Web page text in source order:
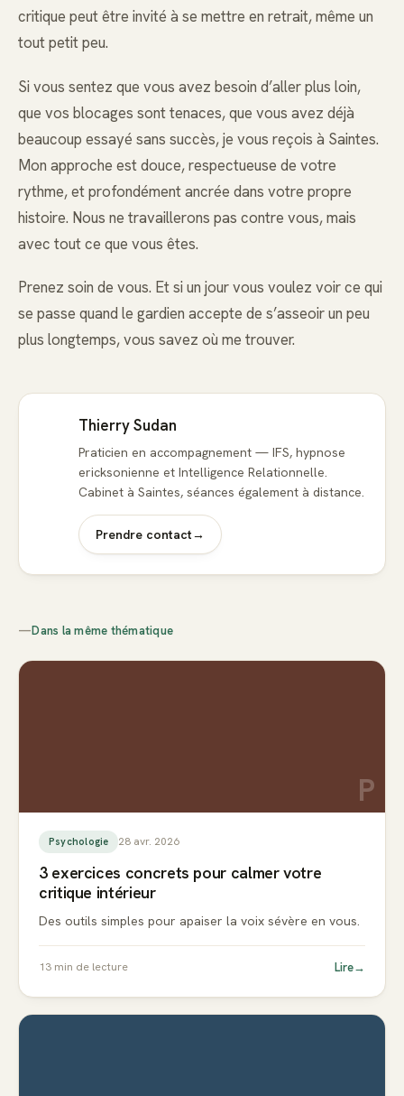
critique peut être invité à se mettre en retrait, même un
tout petit peu.
Si vous sentez que vous avez besoin d’aller plus loin,
que vos blocages sont tenaces, que vous avez déjà
beaucoup essayé sans succès, je vous reçois à Saintes.
Mon approche est douce, respectueuse de votre
rythme, et profondément ancrée dans votre propre
histoire. Nous ne travaillerons pas contre vous, mais
avec tout ce que vous êtes.
Prenez soin de vous. Et si un jour vous voulez voir ce qui
se passe quand le gardien accepte de s’asseoir un peu
plus longtemps, vous savez où me trouver.
Thierry Sudan
Praticien en accompagnement — IFS, hypnose
ericksonienne et Intelligence Relationnelle.
Cabinet à Saintes, séances également à distance.
Prendre contact→
—Dans la même thématique
P
Psychologie 28 avr. 2026
3 exercices concrets pour calmer votre
critique intérieur
Des outils simples pour apaiser la voix sévère en vous.
13 min de lecture Lire→